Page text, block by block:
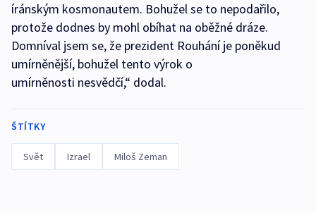
íránským kosmonautem. Bohužel se to nepodařilo,
protože dodnes by mohl obíhat na oběžné dráze.
Domníval jsem se, že prezident Rouhání je poněkud
umírněnější, bohužel tento výrok o
umírněnosti nesvědčí,“ dodal.
ŠTÍTKY
Svět Izrael Miloš Zeman